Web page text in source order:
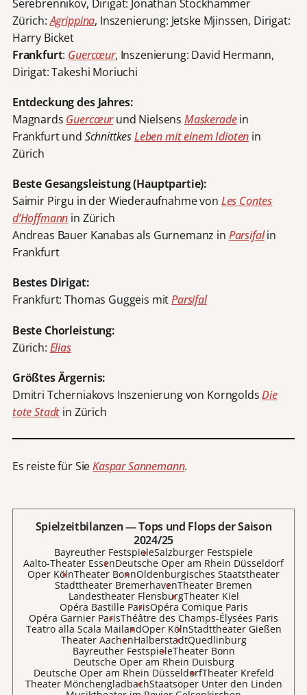
Serebrennikov, Dirigat: Jonathan Stockhammer
Zürich:Agrippina, Inszenierung: Jetske Mjinssen, Dirigat:
Harry Bicket
Frankfurt: Guercœur, Inszenierung: David Hermann,
Dirigat: Takeshi Moriuchi
Entdeckung des Jahres:
Magnards Guercœurund Nielsens Maskeradein
Frankfurt und SchnittkesLeben mit einem Idioten in
Zürich
Beste Gesangsleistung (Hauptpartie):
Saimir Pirgu in der Wiederaufnahme von Les Contes
d’Hoffmann in Zürich
Andreas Bauer Kanabas als Gurnemanz in Parsifalin
Frankfurt
Bestes Dirigat:
Frankfurt: Thomas Guggeis mitParsifal
Beste Chorleistung:
Zürich: Elias
Größtes Ärgernis:
Dmitri Tcherniakovs Inszenierung von KorngoldsDie
tote Stadt in Zürich
Es reiste für SieKaspar Sannemann.
Spielzeitbilanzen — Tops und Flops der Saison
2024/25
Bayreuther FestspieleSalzburger Festspiele
Aalto-Theater EssenDeutsche Oper am Rhein Düsseldorf
Oper KölnTheater BonnOldenburgisches Staatstheater
Stadttheater BremerhavenTheater Bremen
Landestheater FlensburgTheater Kiel
Opéra Bastille ParisOpéra Comique Paris
Opéra Garnier ParisThéâtre des Champs-Élysées Paris
Teatro alla Scala MailandOper KölnStadttheater Gießen
Theater AachenHalberstadtQuedlinburg
Bayreuther FestspieleTheater Bonn
Deutsche Oper am Rhein Duisburg
Deutsche Oper am Rhein DüsseldorfTheater Krefeld
Theater MönchengladbachStaatsoper Unter den Linden